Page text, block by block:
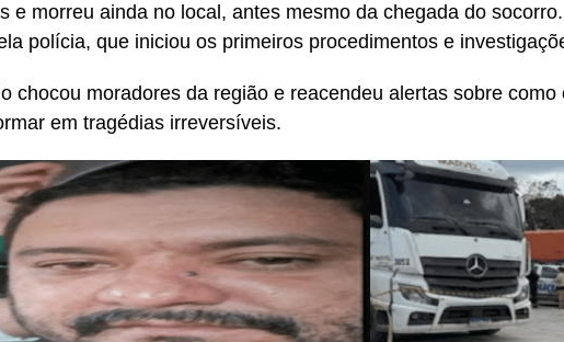
e morreu ainda no local, antes mesmo da chegada do
polícia, que iniciou os primeiros procedimentos e
chocou moradores da região e reacendeu alertas sobre
em tragédias irreversíveis.